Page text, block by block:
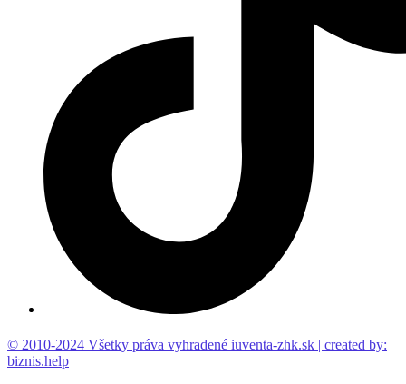
© 2010-2024 Všetky práva vyhradené iuventa-zhk.sk | created by:
biznis.help